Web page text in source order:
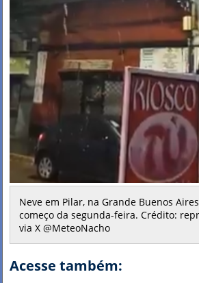
Neve em Pilar, na Grande Buenos
começo da segunda-feira. Crédito:
via X @MeteoNacho
Acesse também: